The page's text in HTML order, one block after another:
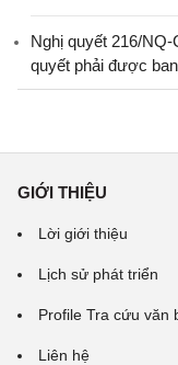
Nghị quyết 216/
quyết phải được
GIỚI THIỆU
Lời giới thiệu
Lịch sử phát triển
Profile Tra cứu văn
Liên hệ